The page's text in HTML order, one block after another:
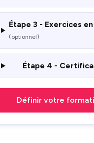
Étape 3 - Exercices
(optionnel)
Étape 4 -
Définir votre